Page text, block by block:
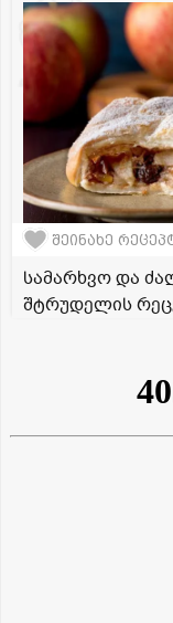
შეინახე
სამარხვო და
შტრუდელის